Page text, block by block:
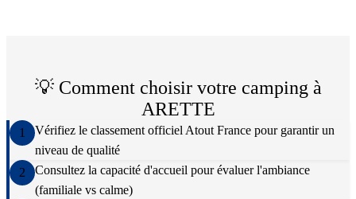
💡 Comment choisir votre camping à
ARETTE
1
Vérifiez le classement officiel Atout France pour garantir un
niveau de qualité
2
Consultez la capacité d'accueil pour évaluer l'ambiance
(familiale vs calme)